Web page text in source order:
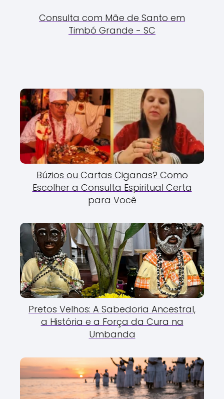
Consulta com Mãe de Santo em
Timbó Grande - SC
Búzios ou Cartas Ciganas? Como
Escolher a Consulta Espiritual Certa
para Você
Pretos Velhos: A Sabedoria Ancestral,
a História e a Força da Cura na
Umbanda